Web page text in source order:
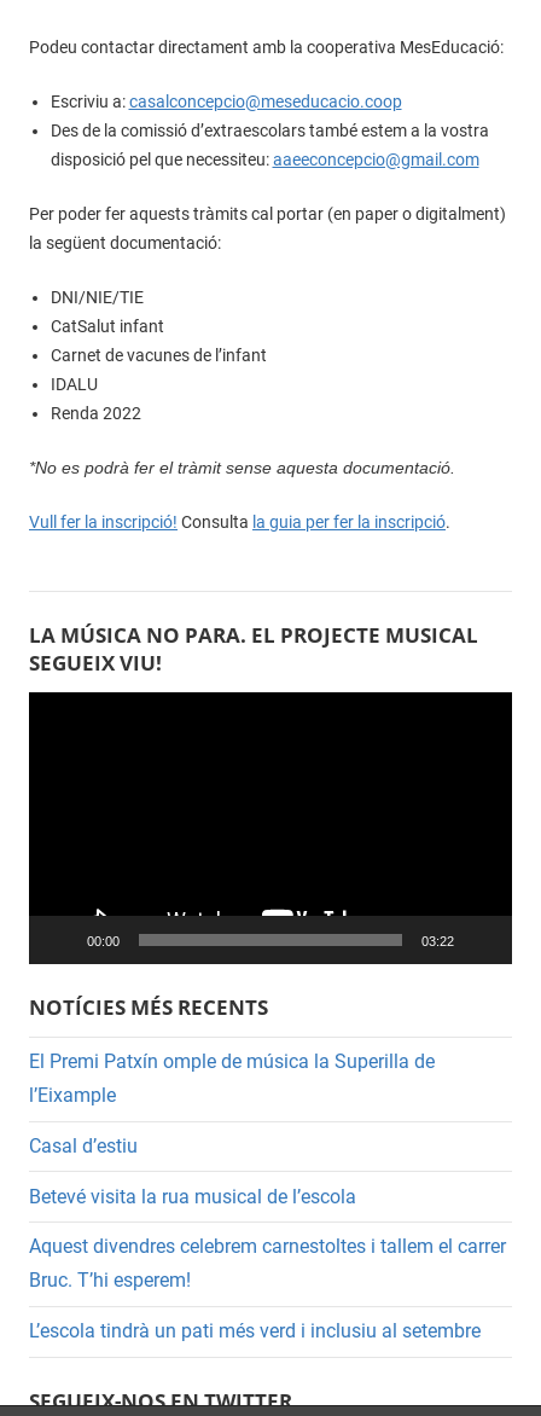
Podeu contactar directament amb la cooperativa MesEducació:
Escriviu a:casalconcepcio@meseducacio.coop
Des de la comissió d’extraescolars també estem a la vostra
disposició pel que necessiteu:aaeeconcepcio@gmail.com
Per poder fer aquests tràmits cal portar (en paper o digitalment)
la següent documentació:
DNI/NIE/TIE
CatSalut infant
Carnet de vacunes de l’infant
IDALU
Renda 2022
*No es podrà fer el tràmit sense aquesta documentació.
Vull fer la inscripció! Consulta la guia per fer la inscripció.
LA MÚSICA NO PARA. EL PROJECTE MUSICAL
SEGUEIX VIU!
00:00 03:22
NOTÍCIES MÉS RECENTS
El Premi Patxín omple de música la Superilla de
l’Eixample
Casal d’estiu
Betevé visita la rua musical de l’escola
Aquest divendres celebrem carnestoltes i tallem el carrer
Bruc. T’hi esperem!
L’escola tindrà un pati més verd i inclusiu al setembre
SEGUEIX-NOS EN TWITTER